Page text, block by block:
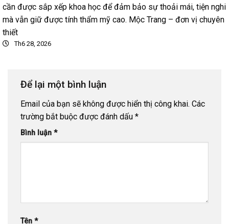
cần được sắp xếp khoa học để đảm bảo sự thoải mái, tiện nghi
mà vẫn giữ được tính thẩm mỹ cao. Mộc Trang – đơn vị chuyên
thiết
Th6 28, 2026
Để lại một bình luận
Email của bạn sẽ không được hiển thị công khai. Các
trường bắt buộc được đánh dấu *
Bình luận *
Tên *